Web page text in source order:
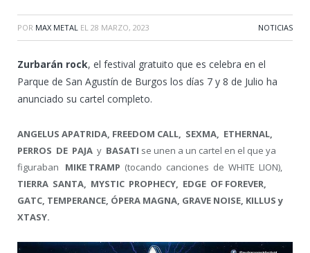
POR MAX METAL EL 28 MARZO, 2023 NOTICIAS
Zurbarán rock, el festival gratuito que es celebra en el
Parque de San Agustín de Burgos los días 7 y 8 de Julio ha
anunciado su cartel completo.
ANGELUS APATRIDA, FREEDOM CALL, SEXMA, ETHERNAL,
PERROS DE PAJA y BASATI se unen a un cartel en el que ya
figuraban MIKE TRAMP (tocando canciones de WHITE LION),
TIERRA SANTA, MYSTIC PROPHECY, EDGE OF FOREVER,
GATC, TEMPERANCE, ÓPERA MAGNA, GRAVE NOISE, KILLUS y
XTASY.